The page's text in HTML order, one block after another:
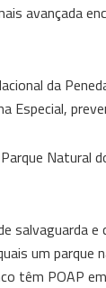
avançada
da
Especial,
Natural
salvaguarda
um parque
têm POAP